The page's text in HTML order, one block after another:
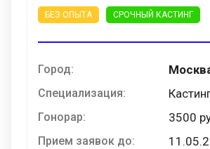
БЕЗ ОПЫТА СРОЧНЫЙ КАСТИНГ
Город:
Специализация:
Гонорар: 3500
Прием заявок до: